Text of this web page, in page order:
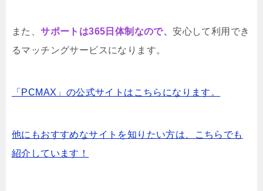
また、サポートは365日体制なので、安心して利用でき
るマッチングサービスになります。
「PCMAX」の公式サイトはこちらになります。
他にもおすすめなサイトを知りたい方は、こちらでも
紹介しています！